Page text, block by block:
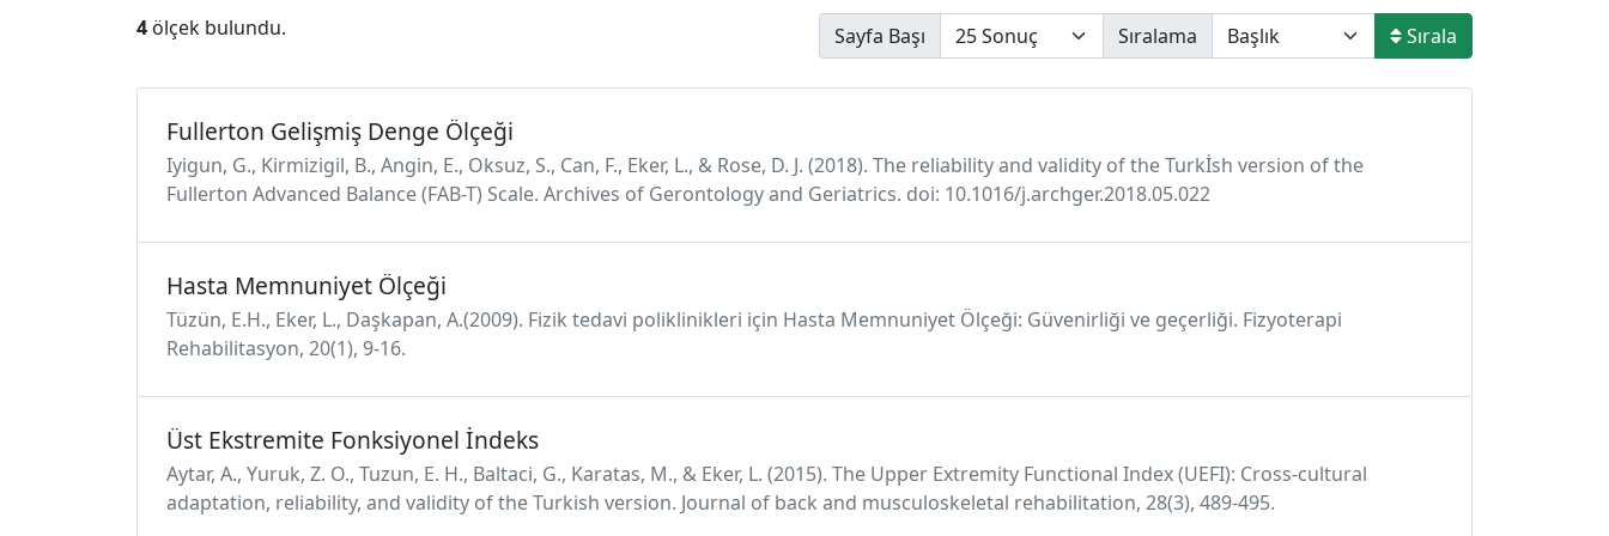
4 ölçek bulundu. Sayfa Başı Sıralama Sırala
Fullerton Gelişmiş Denge Ölçeği
Iyigun, G., Kirmizigil, B., Angin, E., Oksuz, S., Can, F., Eker, L., & Rose, D. J. (2018). The reliability and validity of the Turkİsh version of the
Fullerton Advanced Balance (FAB-T) Scale. Archives of Gerontology and Geriatrics. doi: 10.1016/j.archger.2018.05.022
Hasta Memnuniyet Ölçeği
Tüzün, E.H., Eker, L., Daşkapan, A.(2009). Fizik tedavi poliklinikleri için Hasta Memnuniyet Ölçeği: Güvenirliği ve geçerliği. Fizyoterapi
Rehabilitasyon, 20(1), 9-16.
Üst Ekstremite Fonksiyonel İndeks
Aytar, A., Yuruk, Z. O., Tuzun, E. H., Baltaci, G., Karatas, M., & Eker, L. (2015). The Upper Extremity Functional Index (UEFI): Cross-cultural
adaptation, reliability, and validity of the Turkish version. Journal of back and musculoskeletal rehabilitation, 28(3), 489-495.